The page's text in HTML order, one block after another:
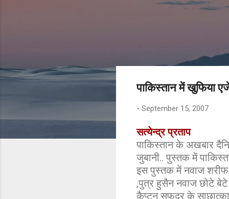
पाकिस्तान में खुफिया
- September 15, 2007
सत्येन्द्र प्रताप
पाकिस्तान के अखबार
जुबानी.. पुस्तक में
इस पुस्तक में नवाज
,पुत्र हुसैन नवाज छोटे बेटे
कैप्टन सफदर के